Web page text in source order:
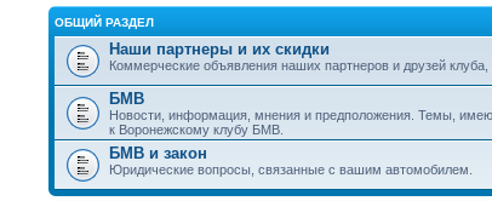
ОБЩИЙ РАЗДЕЛ
Наши партнеры и их скидки
Коммерческие объявления наших партнеров и друзей
БМВ
Новости, информация, мнения и предположения. Темы,
к Воронежскому клубу БМВ.
БМВ и закон
Юридические вопросы, связанные с вашим автомобилем.